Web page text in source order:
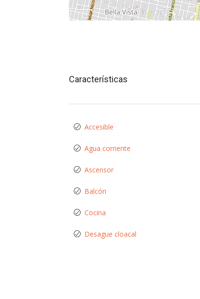
Características
Accesible
Agua corriente
Ascensor
Balcón
Cocina
Desague cloacal